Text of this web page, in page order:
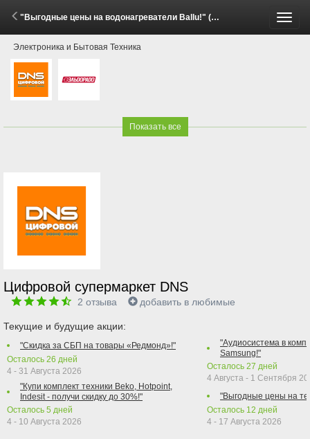
"Выгодные цены на водонагреватели Ballu!" (3 - 17 Июня 2026)
Электроника и Бытовая Техника
Показать все
Цифровой супермаркет DNS
2 отзыва добавить в любимые
Текущие и будущие акции:
"Скидка за СБП на товары «Редмонд»!"
Осталось 26 дней
4 - 31 Августа 2026
"Купи комплект техники Beko, Hotpoint,
Indesit - получи скидку до 30%!"
Осталось 5 дней
4 - 10 Августа 2026
"Аудиосистема в
Samsung!"
Осталось 27 дней
4 Августа - 1 Сентября
"Выгодные цены на
Осталось 12 дней
4 - 17 Августа 2026